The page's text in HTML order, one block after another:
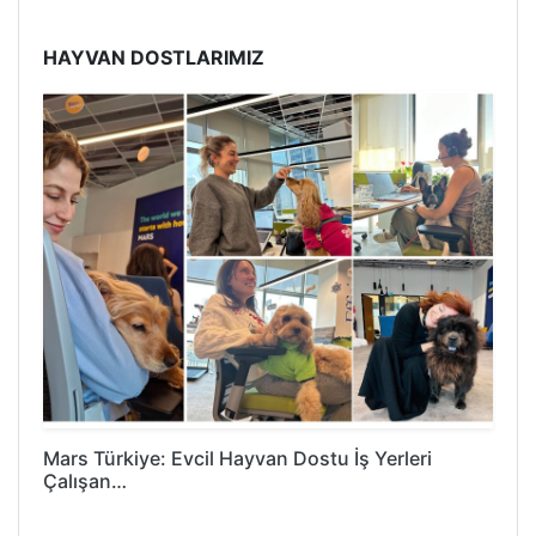
HAYVAN DOSTLARIMIZ
Mars Türkiye: Evcil Hayvan Dostu İş Yerleri
Çalışan…